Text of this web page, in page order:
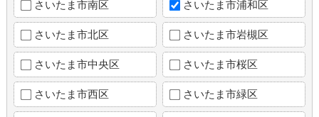
さいたま市南区 さいたま市浦和区
さいたま市北区 さいたま市岩槻区
さいたま市中央区 さいたま市桜区
さいたま市西区 さいたま市緑区